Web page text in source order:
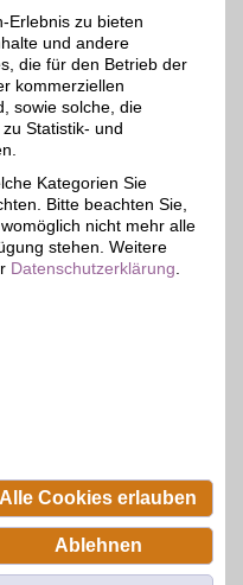
Zum Partnerprofil
umweltbewusste
Bio-
für die
Familie und
Erlebnis zu bieten
und andere
die für den Betrieb der
kommerziellen
sowie solche, die
Statistik- und
Kategorien Sie
Bitte beachten Sie,
nicht mehr alle
stehen. Weitere
Datenschutzerklärung
Alle Cookies erlauben
Ablehnen